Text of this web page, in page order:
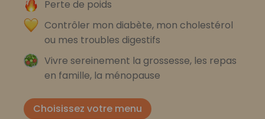
Perte de poids
Contrôler mon diabète, mon cholestérol
ou mes troubles digestifs
Vivre sereinement la grossesse, les repas
en famille, la ménopause
Choisissez votre menu